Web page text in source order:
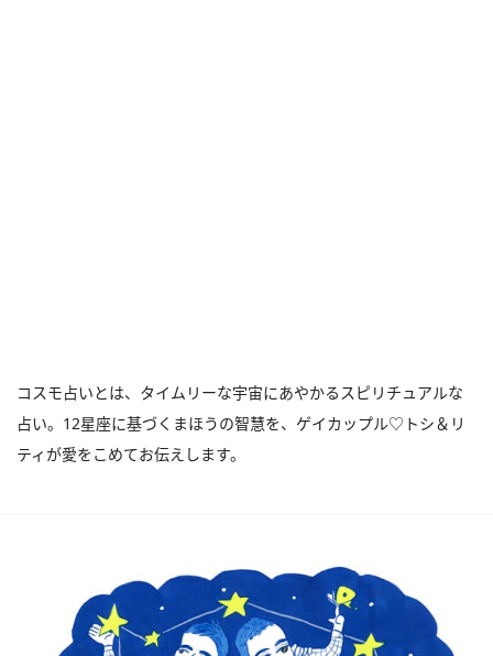
コスモ占いとは、タイムリーな宇宙にあやかるスピリチュアルな
占い。12星座に基づくまほうの智慧を、ゲイカップル♡トシ＆リ
ティが愛をこめてお伝えします。